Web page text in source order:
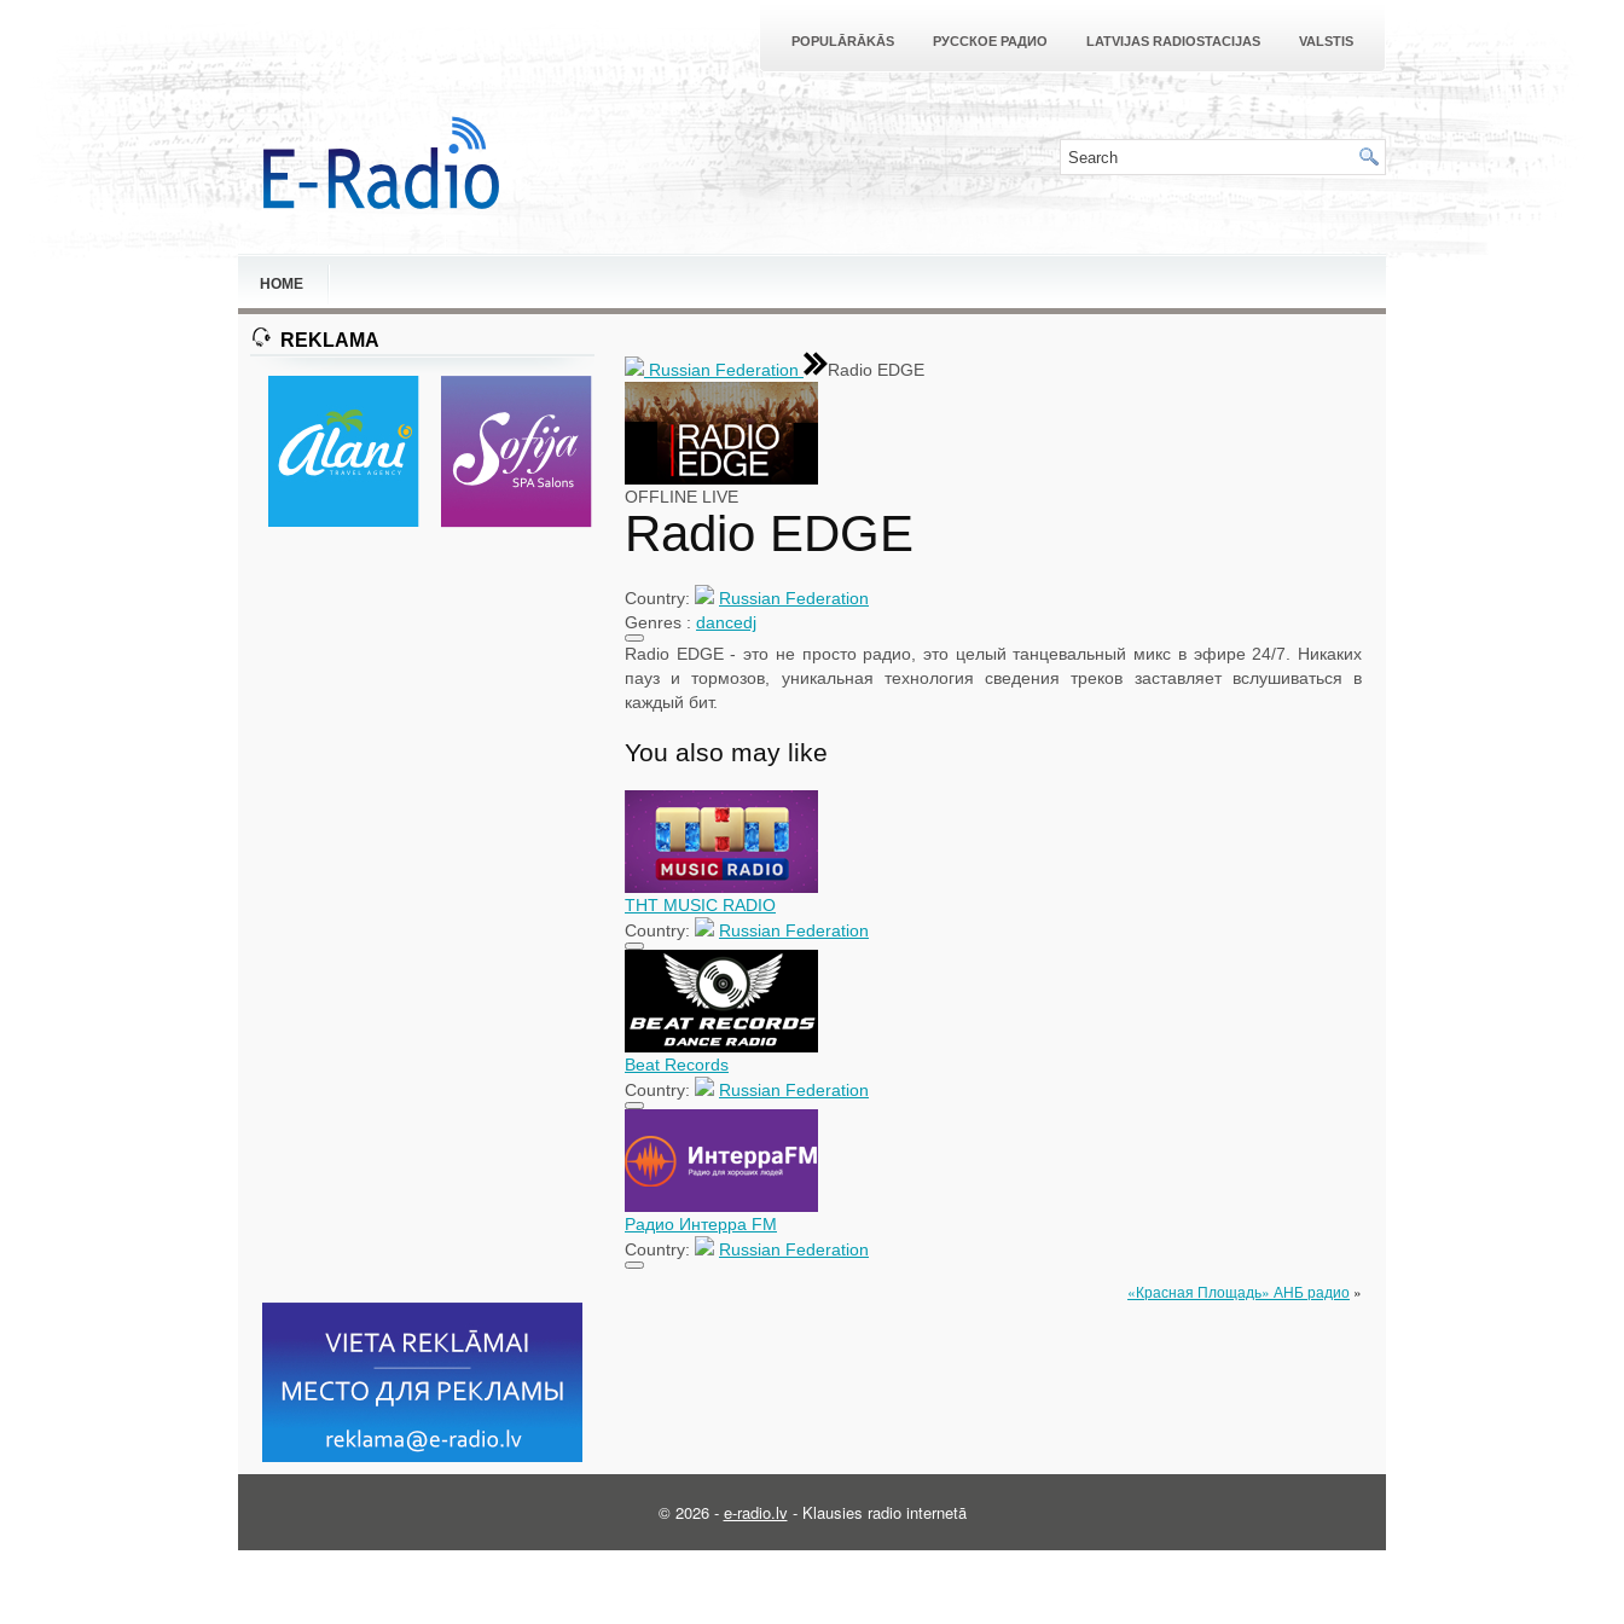
POPULĀRĀKĀS РУССКОЕ РАДИО LATVIJAS RADIOSTACIJAS VALSTIS
HOME
REKLAMA
Russian Federation Radio EDGE
OFFLINE LIVE
Radio EDGE
Country:
Russian Federation
Genres : dancedj
Radio EDGE - это не просто радио, это целый танцевальный микс в эфире 24/7. Никаких
пауз и тормозов, уникальная технология сведения треков заставляет вслушиваться в
каждый бит.
You also may like
ТНТ MUSIC RADIO
Country:
Russian Federation
Beat Records
Country:
Russian Federation
Радио Интерра FM
Country:
Russian Federation
«Красная Площадь» АНБ радио »
© 2026 - e-radio.lv - Klausies radio internetā